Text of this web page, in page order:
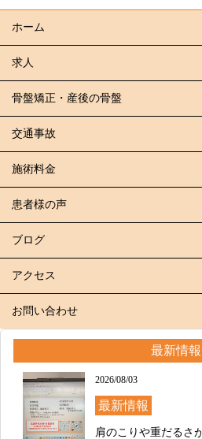
ホーム
求人
骨盤矯正・産後の骨盤
交通事故
施術料金
患者様の声
ブログ
アクセス
お問い合わせ
最新情報
2026/08/03
最新情報
肩のこりや重だるさ